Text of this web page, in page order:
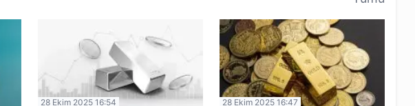
28 Ekim 2025 16:54 28 Ekim 2025 16:47